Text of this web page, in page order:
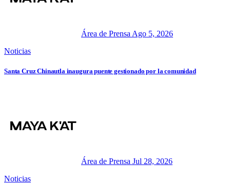
Área de Prensa Ago 5, 2026
Noticias
Santa Cruz Chinautla inaugura puente gestionado por la comunidad
Área de Prensa Jul 28, 2026
Noticias